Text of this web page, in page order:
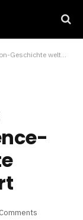
weltweit begeistert